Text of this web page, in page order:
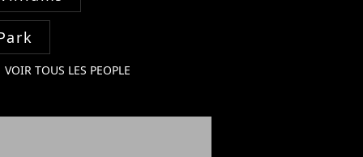
VOIR TOUS LES PEOPLE